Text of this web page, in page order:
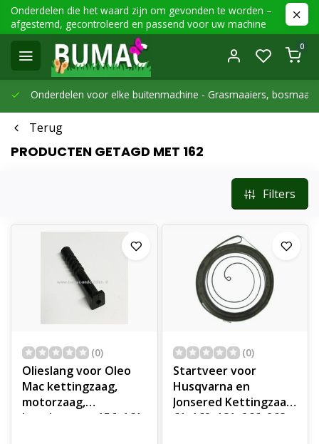
Onderdelen die het waard zijn om gevonden te worden –
afgestemd, gecontroleerd en passend voor uw machine
0
Onderdelen voor elke buitenmachine - Grasmaaiers,
Terug
PRODUCTEN GETAGD MET 162
Filters
(0)
Olieslang voor Oleo
Mac kettingzaag,
motorzaag,
benzinezaag, 156, 161,
(0)
Startveer voor
Husqvarna en
Jonsered Kettingzaag,
61, 162, 181, 266, 268,